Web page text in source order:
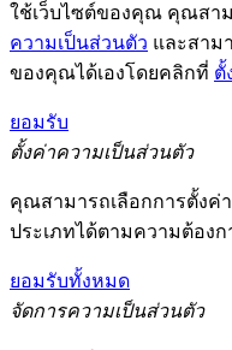
ใช้เว็บไซต์ของคุณ คุณสา
ความเป็นส่วนตัว และสาม
ของคุณได้เองโดยคลิกที่ ตั้
ยอมรับ
ตั้งค่าความเป็นส่วนตัว
คุณสามารถเลือกการตั้งค่
ประเภทได้ตามความต้องก
ยอมรับทั้งหมด
จัดการความเป็นส่วนตัว